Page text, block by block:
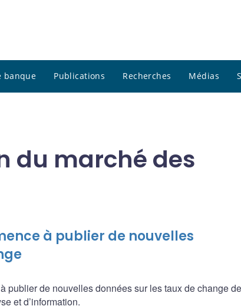
banque Publications Recherches Médias
du marché des
à publier de nouvelles
publier de nouvelles données sur les taux de change
et d’information.